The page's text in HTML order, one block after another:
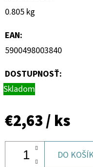
0.805 kg
EAN:
5900498003840
DOSTUPNOSŤ:
Skladom
€2,63/ ks
DO